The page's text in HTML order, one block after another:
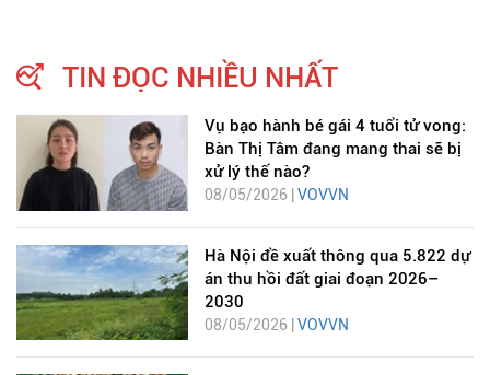
TIN ĐỌC NHIỀU NHẤT
Vụ bạo hành bé gái 4 tuổi tử vong:
Bàn Thị Tâm đang mang thai sẽ bị
xử lý thế nào?
08/05/2026 | VOVVN
Hà Nội đề xuất thông qua 5.822 dự
án thu hồi đất giai đoạn 2026–
2030
08/05/2026 | VOVVN